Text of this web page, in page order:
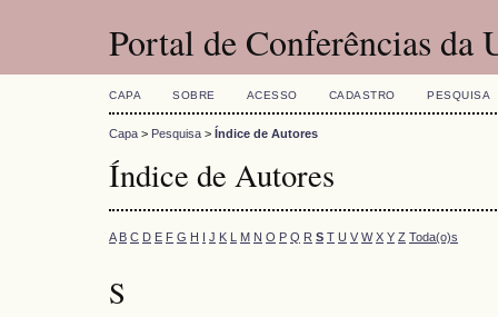
Portal de Conferências da
CAPA SOBRE ACESSO CADASTRO PESQUISA
Capa > Pesquisa > Índice de Autores
Índice de Autores
A B C D E F G H I J K L M N O P Q R S T U V W X Y Z Toda(o)s
S